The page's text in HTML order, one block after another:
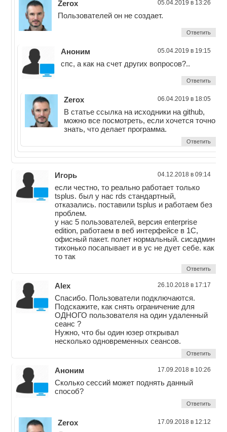
Zerox 05.04.2019 в 13:26
Пользователей он не создает.
Ответить
Аноним 05.04.2019 в 19:15
спс, а как на счет других вопросов?..
Ответить
Zerox 06.04.2019 в 18:05
В статье ссылка на исходники на github,
можно все посмотреть, если хочется точно
знать, что делает программа.
Ответить
Игорь 04.12.2018 в 09:14
если честно, то реально работает только
tsplus. был у нас rds стандартный,
отказались. поставили tsplus и работаем без
проблем.
у нас 5 пользователей, версия enterprise
edition, работаем в веб интерфейсе в 1С,
офисный пакет. полет нормальный. сисадмин
тихонько посапывает и в ус не дует себе. как
то так
Ответить
Alex 26.10.2018 в 17:17
Спасибо. Пользователи подключаются.
Подскажите, как снять ограничение для
ОДНОГО пользователя на один удаленный
сеанс ?
Нужно, что бы один юзер открывал
несколько одновременных сеансов.
Ответить
Аноним 17.09.2018 в 10:26
Сколько сессий может поднять данный
способ?
Ответить
Zerox 17.09.2018 в 12:12